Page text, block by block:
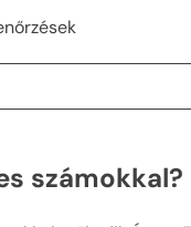
számokkal?